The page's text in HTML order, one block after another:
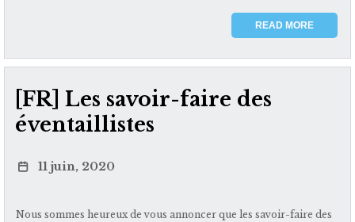
READ MORE
[FR] Les savoir-faire des
éventaillistes
11 juin, 2020
Nous sommes heureux de vous annoncer que les savoir-faire des